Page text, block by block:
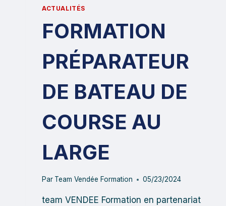
ACTUALITÉS
FORMATION
PRÉPARATEUR
DE BATEAU DE
COURSE AU
LARGE
Par Team Vendée Formation 05/23/2024
team VENDEE Formation en partenariat